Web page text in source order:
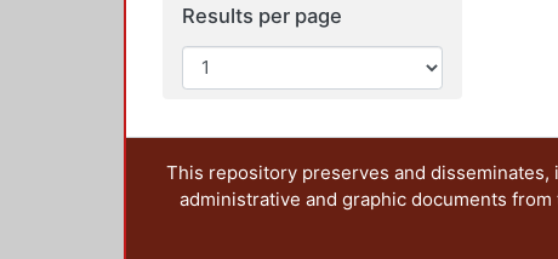
Results per page
This repository preserves and
administrative and graphic documents